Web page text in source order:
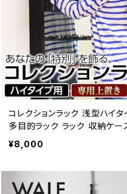
コレクションラック 浅型ハイ
多目的ラック ラック 収納ケ
¥8,000